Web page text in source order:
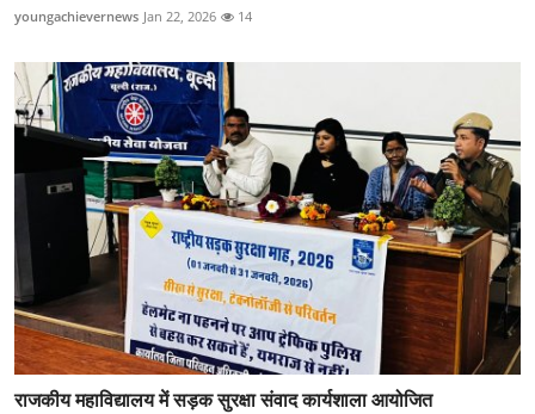
youngachievernews Jan 22, 2026 14
राजकीय महाविद्यालय में सड़क सुरक्षा संवाद कार्यशाला आयोजित